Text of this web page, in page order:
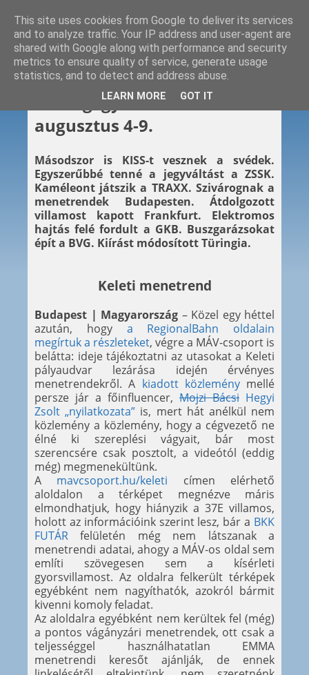
2025. 08. 09.
Hétvégi gyors – 2025.
augusztus 4-9.
Másodszor is KISS-t vesznek a svédek.
Egyszerűbbé tenné a jegyváltást a ZSSK.
Kaméleont játszik a TRAXX. Szivárognak a
menetrendek Budapesten. Átdolgozott
villamost kapott Frankfurt. Elektromos
hajtás felé fordult a GKB. Buszgarázsokat
épít a BVG. Kiírást módosított Türingia.
Keleti menetrend
Budapest | Magyarország – Közel egy héttel
azután, hogy a RegionalBahn oldalain
megírtuk a részleteket, végre a MÁV-csoport is
belátta: ideje tájékoztatni az utasokat a Keleti
pályaudvar lezárása idején érvényes
menetrendekről. A kiadott közleménymellé
persze jár a főinfluencer, Mojzi Bácsi Hegyi
Zsolt „nyilatkozata” is, mert hát anélkül nem
közlemény a közlemény, hogy a cégvezető ne
élné ki szereplési vágyait, bár most
szerencsére csak posztolt, a videótól (eddig
még) megmenekültünk.
A mavcsoport.hu/keleti címen elérhető
aloldalon a térképet megnézve máris
elmondhatjuk, hogy hiányzik a 37E villamos,
holott az információink szerint lesz, bár a BKK
FUTÁR felületén még nem látszanak a
menetrendi adatai, ahogy a MÁV-os oldal sem
említi szövegesen sem a kísérleti
gyorsvillamost. Az oldalra felkerült térképek
egyébként nem nagyíthatók, azokról bármit
kivenni komoly feladat.
Az aloldalra egyébként nem kerültek fel (még)
a pontos vágányzári menetrendek, ott csak a
teljességgel használhatatlan EMMA
menetrendi keresőt ajánlják, de ennek
This site uses cookies from Google to deliver its services
and to analyze traffic. Your IP address and user-agent are
shared with Google along with performance and security
metrics to ensure quality of service, generate usage
statistics, and to detect and address abuse.
LEARN MORE GOT IT